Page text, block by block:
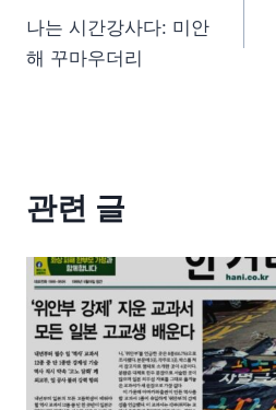
나는 시간강사다: 미안
해 꾸마우더리
관련 글